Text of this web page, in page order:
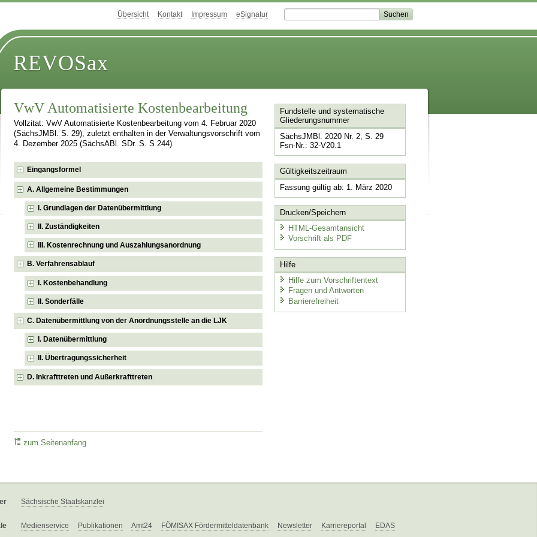
Übersicht Kontakt Impressum eSignatur
REVOSax
VwV Automatisierte Kostenbearbeitung
Vollzitat: VwV Automatisierte Kostenbearbeitung vom 4. Februar 2020
(SächsJMBl. S. 29), zuletzt enthalten in der Verwaltungsvorschrift vom
4. Dezember 2025 (SächsABl. SDr. S. S 244)
Eingangsformel
A. Allgemeine Bestimmungen
I. Grundlagen der Datenübermittlung
II. Zuständigkeiten
III. Kostenrechnung und Auszahlungsanordnung
B. Verfahrensablauf
I. Kostenbehandlung
II. Sonderfälle
C. Datenübermittlung von der Anordnungsstelle an die LJK
I. Datenübermittlung
II. Übertragungssicherheit
D. Inkrafttreten und Außerkrafttreten
zum Seitenanfang
Fundstelle und systematische
Gliederungsnummer
SächsJMBl. 2020 Nr. 2, S. 29
Fsn-Nr.: 32-V20.1
Gültigkeitszeitraum
Fassung gültig ab: 1. März 2020
Drucken/Speichern
HTML-Gesamtansicht
Vorschrift als PDF
Hilfe
Hilfe zum Vorschriftentext
Fragen und Antworten
Barrierefreiheit
Sächsische Staatskanzlei
Medienservice Publikationen Amt24 FÖMISAX Fördermitteldatenbank Newsletter Karriereportal EDAS